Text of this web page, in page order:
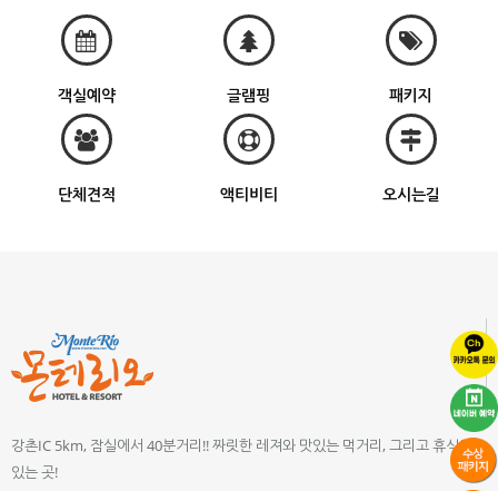
객실예약 글램핑 패키지
단체견적 액티비티 오시는길
강촌IC 5km, 잠실에서 40분거리!! 짜릿한 레져와 맛있는 먹거리, 그리고 휴식이
있는 곳!